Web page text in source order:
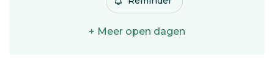
+ Meer open dagen